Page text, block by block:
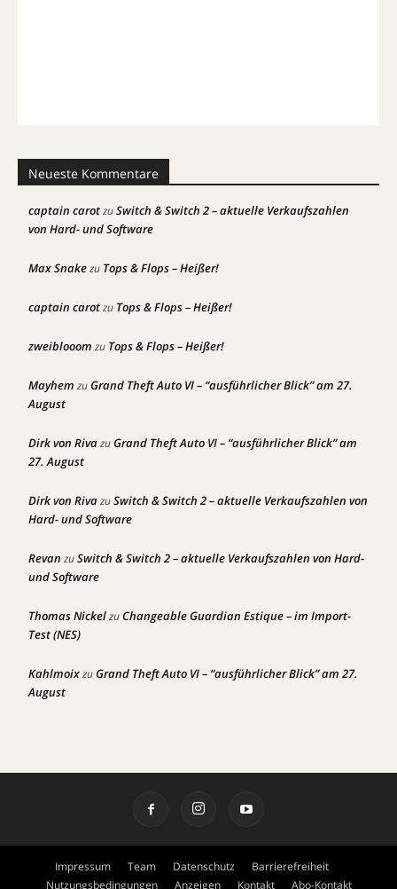
Neueste Kommentare
captain carotzuSwitch & Switch 2 – aktuelle Verkaufszahlen
von Hard- und Software
Max Snakezu Tops & Flops – Heißer!
captain carotzu Tops & Flops – Heißer!
zweiblooom zu Tops & Flops – Heißer!
Mayhem zuGrand Theft Auto VI – “ausführlicher Blick” am 27.
August
Dirk von RivazuGrand Theft Auto VI – “ausführlicher Blick” am
27. August
Dirk von RivazuSwitch & Switch 2 – aktuelle Verkaufszahlen von
Hard- und Software
Revan zuSwitch & Switch 2 – aktuelle Verkaufszahlen von Hard-
und Software
Thomas NickelzuChangeable Guardian Estique – im Import-
Test (NES)
KahlmoixzuGrand Theft Auto VI – “ausführlicher Blick” am 27.
August
Impressum Team Datenschutz
Barrierefreiheit
Nutzungsbedingungen
Anzeigen Kontakt Abo-Kontakt